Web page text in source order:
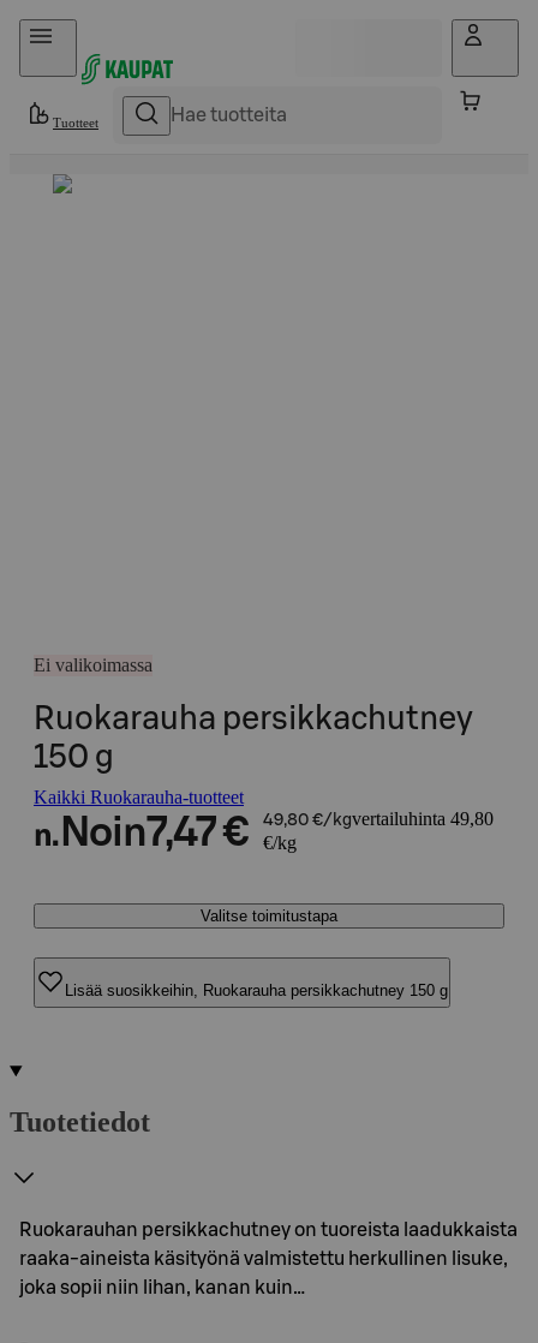
Hyppää sisältöön
Tuotteet
Ei valikoimassa
Ruokarauha persikkachutney
150 g
Kaikki Ruokarauha-tuotteet
n. Noin7,47 € 49,80 €/kgvertailuhinta 49,80
€/kg
Valitse toimitustapa
Lisää suosikkeihin, Ruokarauha persikkachutney 150 g
Tuotetiedot
Ruokarauhan persikkachutney on tuoreista laadukkaista
raaka-aineista käsityönä valmistettu herkullinen lisuke,
joka sopii niin lihan, kanan kuin…